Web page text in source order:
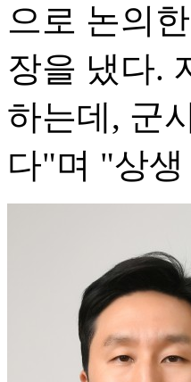
으로 논의
장을 냈다.
하는데, 군
다"며 "상